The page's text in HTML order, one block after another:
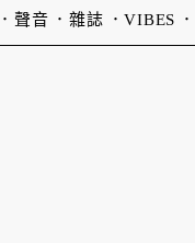
聲音 雜誌 VIBES